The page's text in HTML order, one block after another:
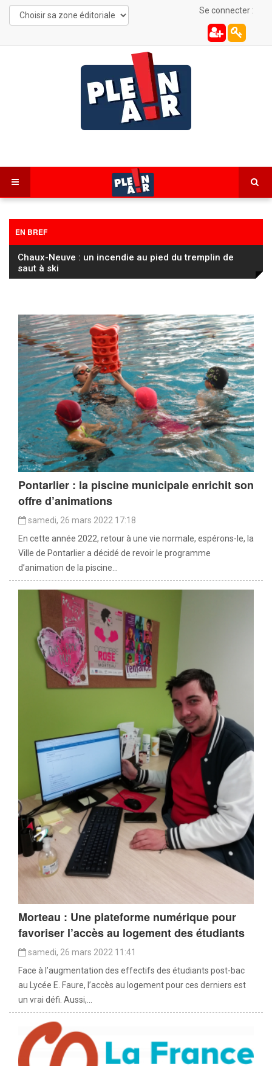
Se connecter :
EN BREF
Chaux-Neuve : un incendie au pied du tremplin de
saut à ski
Pontarlier : la piscine municipale enrichit son
offre d’animations
samedi, 26 mars 2022 17:18
En cette année 2022, retour à une vie normale, espérons-le, la
Ville de Pontarlier a décidé de revoir le programme
d’animation de la piscine...
Morteau : Une plateforme numérique pour
favoriser l’accès au logement des étudiants
samedi, 26 mars 2022 11:41
Face à l’augmentation des effectifs des étudiants post-bac
au Lycée E. Faure, l’accès au logement pour ces derniers est
un vrai défi. Aussi,...